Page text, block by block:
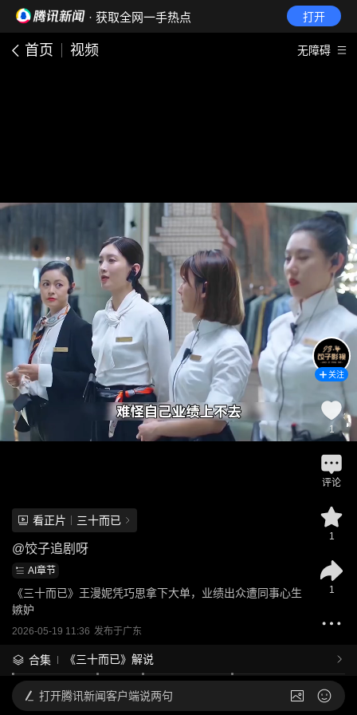
· 获取全网一手热点 打开
首页 视频 无障碍
看正片 三十而已
@饺子追剧呀
AI章节
《三十而已》王漫妮凭巧思拿下大单，业绩出众遭同事心生
嫉妒
2026-05-19 11:36 发布于广东
合集 《三十而已》解说
关注
1
评论
1
1
打开腾讯新闻客户端说两句